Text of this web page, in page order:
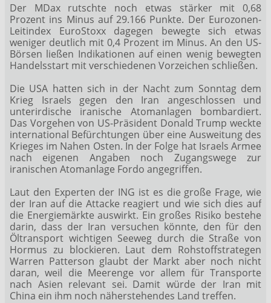
Der MDax rutschte noch etwas stärker mit 0,68
Prozent ins Minus auf 29.166 Punkte. Der Eurozonen-
Leitindex EuroStoxx dagegen bewegte sich etwas
weniger deutlich mit 0,4 Prozent im Minus. An den US-
Börsen ließen Indikationen auf einen wenig bewegten
Handelsstart mit verschiedenen Vorzeichen schließen.
Die USA hatten sich in der Nacht zum Sonntag dem
Krieg Israels gegen den Iran angeschlossen und
unterirdische iranische Atomanlagen bombardiert.
Das Vorgehen von US-Präsident Donald Trump weckte
international Befürchtungen über eine Ausweitung des
Krieges im Nahen Osten. In der Folge hat Israels Armee
nach eigenen Angaben noch Zugangswege zur
iranischen Atomanlage Fordo angegriffen.
Laut den Experten der ING ist es die große Frage, wie
der Iran auf die Attacke reagiert und wie sich dies auf
die Energiemärkte auswirkt. Ein großes Risiko bestehe
darin, dass der Iran versuchen könnte, den für den
Öltransport wichtigen Seeweg durch die Straße von
Hormus zu blockieren. Laut dem Rohstoffstrategen
Warren Patterson glaubt der Markt aber noch nicht
daran, weil die Meerenge vor allem für Transporte
nach Asien relevant sei. Damit würde der Iran mit
China ein ihm noch näherstehendes Land treffen.